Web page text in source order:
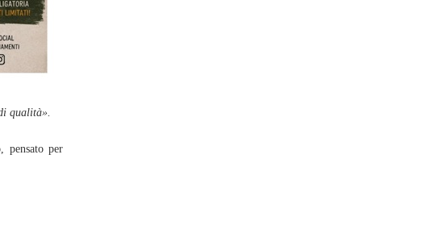
qualità».
pensato per